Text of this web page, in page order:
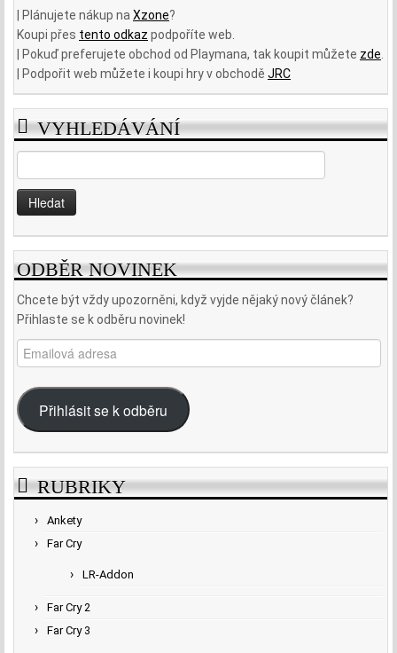
| Plánujete nákup naXzone?
Koupi přes tento odkaz podpoříte web.
| Pokuď preferujete obchod od Playmana, tak koupit můžete zde.
| Podpořit web můžete i koupi hry v obchodě JRC
VYHLEDÁVÁNÍ
ODBĚR NOVINEK
Chcete být vždy upozorněni, když vyjde nějaký nový článek?
Přihlaste se k odběru novinek!
Emailová
adresa
Přihlásit se k odběru
RUBRIKY
Ankety
Far Cry
LR-Addon
Far Cry 2
Far Cry 3